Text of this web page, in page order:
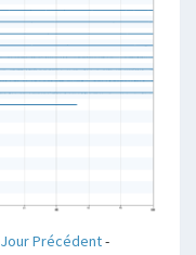
Jour Précédent-